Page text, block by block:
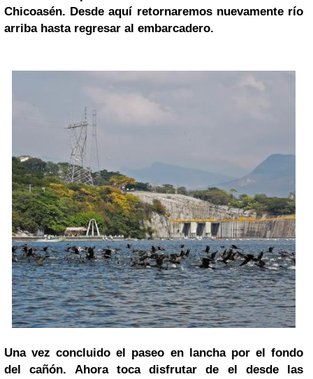
Chicoasén. Desde aquí retornaremos nuevamente río
arriba hasta regresar al embarcadero.
Una vez concluido el paseo en lancha por el fondo
del cañón. Ahora toca disfrutar de el desde las